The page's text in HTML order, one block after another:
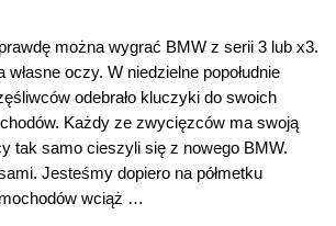
można wygrać BMW z serii 3 lub x3.
oczy. W niedzielne popołudnie
odebrało kluczyki do swoich
Każdy ze zwycięzców ma swoją
tak samo cieszyli się z nowego BMW.
Jesteśmy dopiero na półmetku
wciąż …